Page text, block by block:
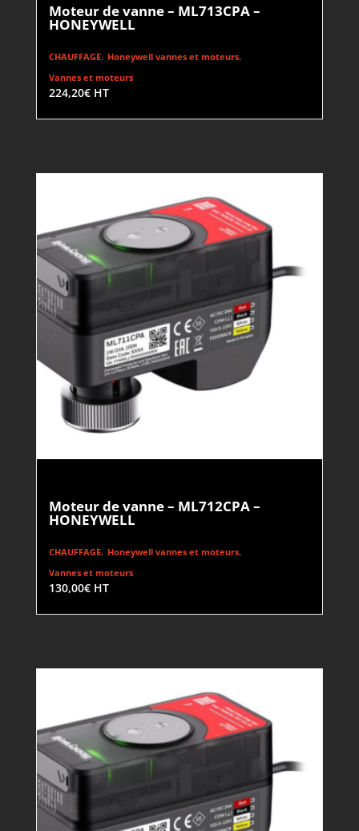
Moteur de vanne – ML713CPA –
HONEYWELL
CHAUFFAGE, Honeywell vannes et moteurs,
Vannes et moteurs
224,20€ HT
Moteur de vanne – ML712CPA –
HONEYWELL
CHAUFFAGE, Honeywell vannes et moteurs,
Vannes et moteurs
130,00€ HT